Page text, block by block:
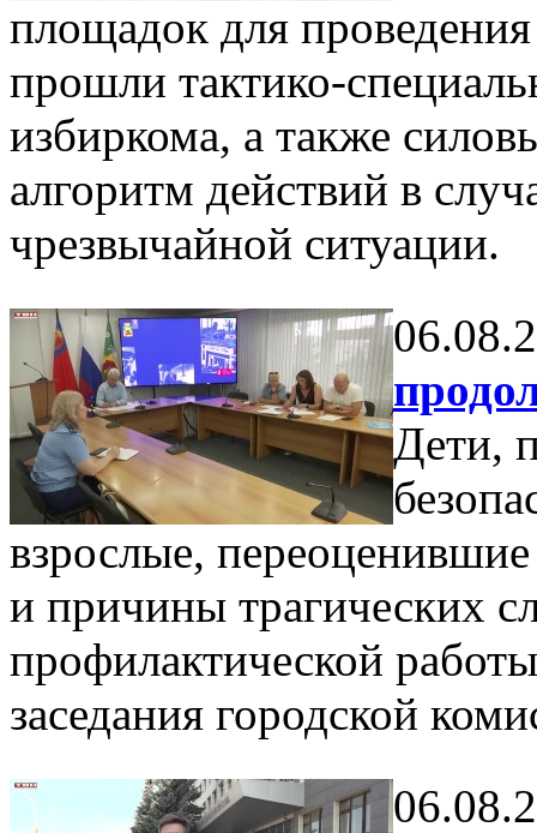
площадок для
прошли тактико-
избиркома, а также
алгоритм действий в
чрезвычайной ситуации.
Дети,
взрослые,
и причины трагических
профилактической
заседания городской